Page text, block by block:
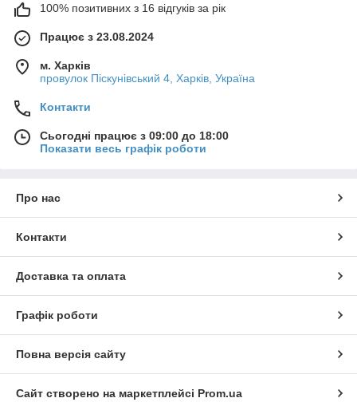
100% позитивних з 16 відгуків за рік
Працює з 23.08.2024
м. Харків
провулок Піскунівський 4, Харків, Україна
Контакти
Сьогодні працює з 09:00 до 18:00
Показати весь графік роботи
Про нас
Контакти
Доставка та оплата
Графік роботи
Повна версія сайту
Сайт створено на маркетплейсі Prom.ua